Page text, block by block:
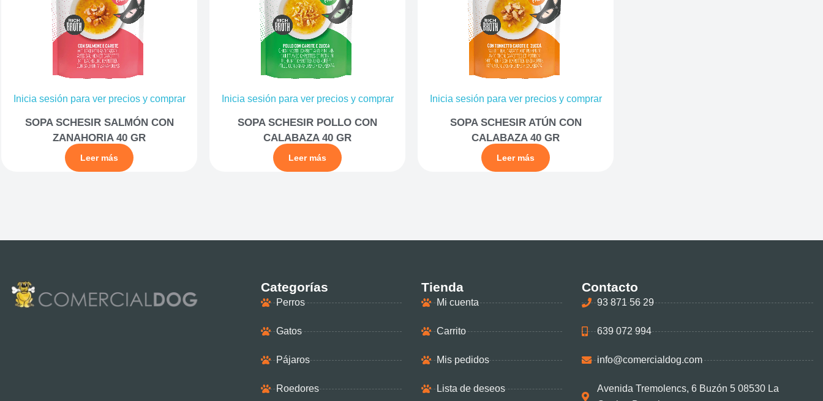
Inicia sesión para ver precios y comprar
SOPA SCHESIR SALMÓN CON
ZANAHORIA 40 GR
Leer más
Inicia sesión para ver precios y comprar
SOPA SCHESIR POLLO CON
CALABAZA 40 GR
Leer más
Inicia sesión para ver precios y comprar
SOPA SCHESIR ATÚN CON
CALABAZA 40 GR
Leer más
Categorías
Perros
Gatos
Pájaros
Roedores
Tienda
Mi cuenta
Carrito
Mis pedidos
Lista de deseos
Contacto
93 871 56 29
639 072 994
info@comercialdog.com
Avenida Tremolencs, 6 Buzón 5 08530 La